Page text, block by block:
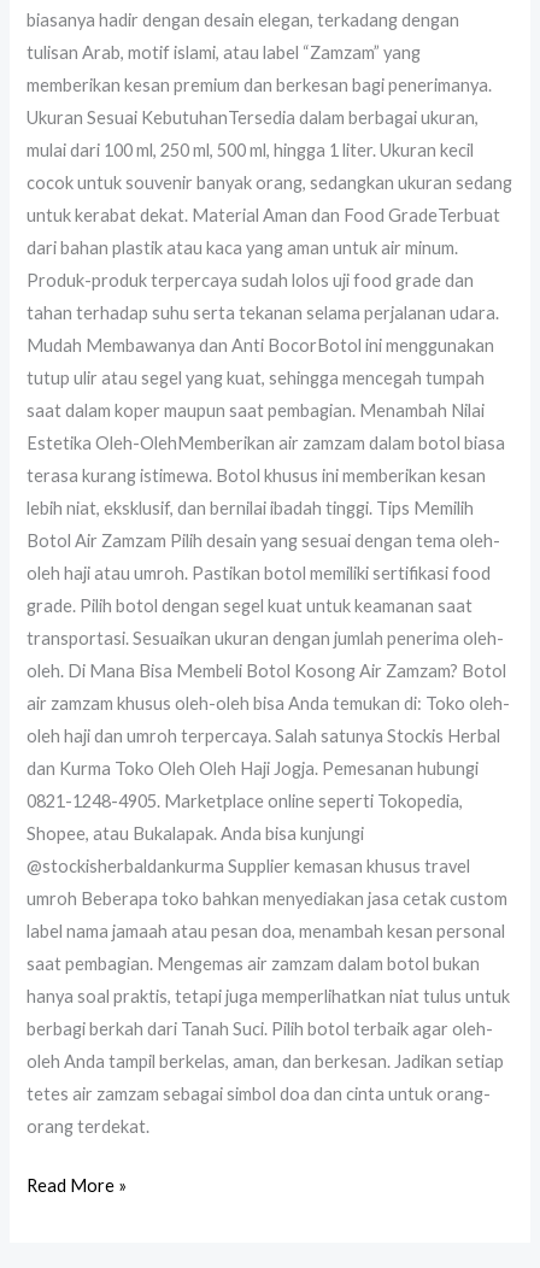
biasanya hadir dengan desain elegan, terkadang dengan
tulisan Arab, motif islami, atau label “Zamzam” yang
memberikan kesan premium dan berkesan bagi penerimanya.
Ukuran Sesuai KebutuhanTersedia dalam berbagai ukuran,
mulai dari 100 ml, 250 ml, 500 ml, hingga 1 liter. Ukuran kecil
cocok untuk souvenir banyak orang, sedangkan ukuran sedang
untuk kerabat dekat. Material Aman dan Food GradeTerbuat
dari bahan plastik atau kaca yang aman untuk air minum.
Produk-produk terpercaya sudah lolos uji food grade dan
tahan terhadap suhu serta tekanan selama perjalanan udara.
Mudah Membawanya dan Anti BocorBotol ini menggunakan
tutup ulir atau segel yang kuat, sehingga mencegah tumpah
saat dalam koper maupun saat pembagian. Menambah Nilai
Estetika Oleh-OlehMemberikan air zamzam dalam botol biasa
terasa kurang istimewa. Botol khusus ini memberikan kesan
lebih niat, eksklusif, dan bernilai ibadah tinggi. Tips Memilih
Botol Air Zamzam Pilih desain yang sesuai dengan tema oleh-
oleh haji atau umroh. Pastikan botol memiliki sertifikasi food
grade. Pilih botol dengan segel kuat untuk keamanan saat
transportasi. Sesuaikan ukuran dengan jumlah penerima oleh-
oleh. Di Mana Bisa Membeli Botol Kosong Air Zamzam? Botol
air zamzam khusus oleh-oleh bisa Anda temukan di: Toko oleh-
oleh haji dan umroh terpercaya. Salah satunya Stockis Herbal
dan Kurma Toko Oleh Oleh Haji Jogja. Pemesanan hubungi
0821-1248-4905. Marketplace online seperti Tokopedia,
Shopee, atau Bukalapak. Anda bisa kunjungi
@stockisherbaldankurma Supplier kemasan khusus travel
umroh Beberapa toko bahkan menyediakan jasa cetak custom
label nama jamaah atau pesan doa, menambah kesan personal
saat pembagian. Mengemas air zamzam dalam botol bukan
hanya soal praktis, tetapi juga memperlihatkan niat tulus untuk
berbagi berkah dari Tanah Suci. Pilih botol terbaik agar oleh-
oleh Anda tampil berkelas, aman, dan berkesan. Jadikan setiap
tetes air zamzam sebagai simbol doa dan cinta untuk orang-
orang terdekat.
Read More »